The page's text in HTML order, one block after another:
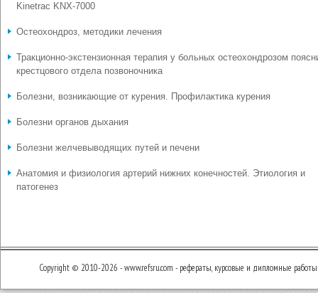
Kinetrac KNX-7000
Остеохондроз, методики лечения
Тракционно-экстензионная терапия у больных остеохондрозом
крестцового отдела позвоночника
Болезни, возникающие от курения. Профилактика курения
Болезни органов дыхания
Болезни желчевыводящих путей и печени
Анатомия и физиология артерий нижних конечностей. Этиология и
патогенез
Copyright © 2010-2026 - www.refsru.com - рефераты, курсовые и дипломные работы